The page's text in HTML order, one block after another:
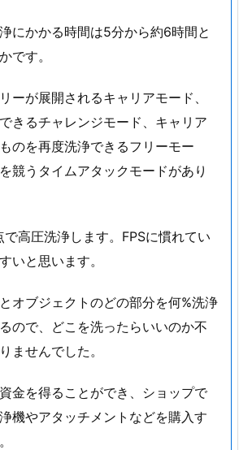
にかかる時間は5分から約6時間と
です。
ーが展開されるキャリアモード、
きるチャレンジモード、キャリア
のを再度洗浄できるフリーモー
競うタイムアタックモードがあり
高圧洗浄します。FPSに慣れてい
いと思います。
オブジェクトのどの部分を何%洗浄
ので、どこを洗ったらいいのか不
ませんでした。
金を得ることができ、ショップで
機やアタッチメントなどを購入す